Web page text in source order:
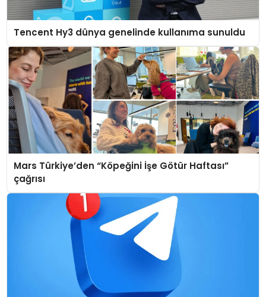
Tencent Hy3 dünya genelinde kullanıma sunuldu
Mars Türkiye’den “Köpeğini İşe Götür Haftası”
çağrısı